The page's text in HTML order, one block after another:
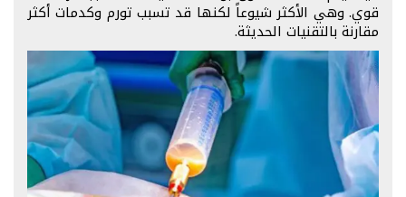
قوي. وهي الأكثر شيوعاً لكنها قد تسبب تورم وكدمات أكثر
مقارنة بالتقنيات الحديثة.